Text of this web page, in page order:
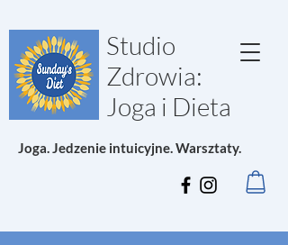
Studio
Zdrowia:
Joga i Dieta
Joga. Jedzenie intuicyjne. Warsztaty.